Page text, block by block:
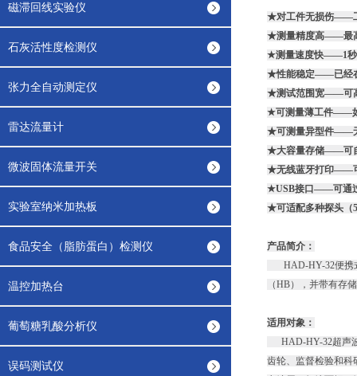
磁滞回线实验仪
石灰活性度检测仪
张力全自动测定仪
雷达流量计
微波固体流量开关
实验室纳米加热板
食品安全（脂肪蛋白）检测仪
温控加热台
葡萄糖乳酸分析仪
误码测试仪
★对工件无损伤——
★测量精度高——最
★测量速度快——1秒
★性能稳定——已经
★测试范围宽——可
★可测量薄工件——
★可测量异型件——无
★大容量存储——可
★无线蓝牙打印——
★USB接口——可通
★可适配多种探头（
产品简介：
HAD-HY-32便携式
（HB），并带有存
适用对象：
HAD-HY-32超声波
齿轮、监督检验和科